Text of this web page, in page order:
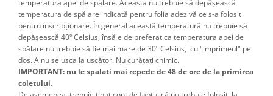
temperatura apei de spălare. Aceasta nu trebuie să depăşească
temperatura de spălare indicată pentru folia adezivă ce s-a folosit
pentru inscripţionare. În general această temperatură nu trebuie să
depăşească 40º Celsius, însă e de preferat ca temperatura apei de
spălare nu trebuie să fie mai mare de 30º Celsius, cu "imprimeul" pe
dos. A nu se usca la uscător. Nu curățați chimic.
IMPORTANT: nu le spalati mai repede de 48 de ore de la primirea
coletului.